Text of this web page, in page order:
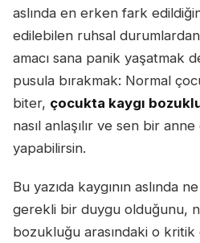
aslında en erken fark
edilebilen ruhsal durumlardan
amacı sana panik yaşatmak
pusula bırakmak: Normal
biter, çocukta kaygı
nasıl anlaşılır ve sen bir
yapabilirsin.
Bu yazıda kaygının aslında
gerekli bir duygu olduğunu,
bozukluğu arasındaki o